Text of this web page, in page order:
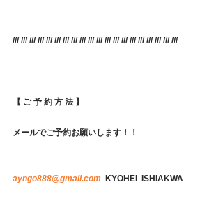
/// /// /// /// /// /// /// /// /// /// /// /// /// /// /// /// /// /// /// ///
【 ご 予 約 方 法 】
メールでご予約お願いします！！
ayngo888@gmail.com
  KYOHEI  ISHIAKWA